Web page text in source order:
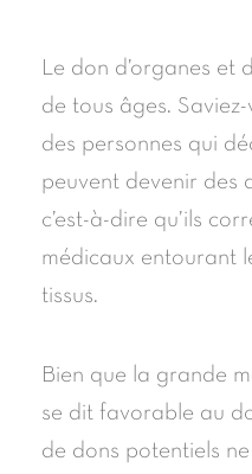
Le don d’organes et
de tous âges.
des personnes qui
peuvent devenir des
c’est-à-dire qu’ils
médicaux entourant
tissus.
Bien que la grande
se dit favorable au
de dons potentiels